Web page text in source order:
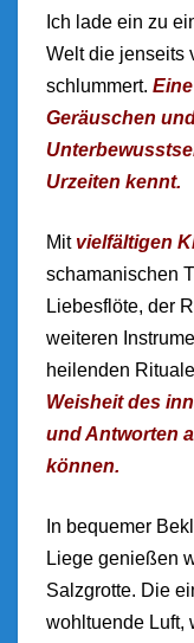
Ich lade ein zu
Welt die jenseits
schlummert.
Geräuschen
Urzeiten kennt.
Mit vielfältigen
schamanischen
Liebesflöte, der
weiteren
heilenden
Weisheit des
und Antworten
können.
In bequemer
Liege genießen
Salzgrotte. Die
wohltuende Luft,